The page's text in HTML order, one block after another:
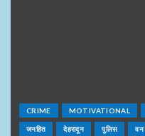
CRIME MOTIVATIONAL
जनहित देहरादून पुलिस वन